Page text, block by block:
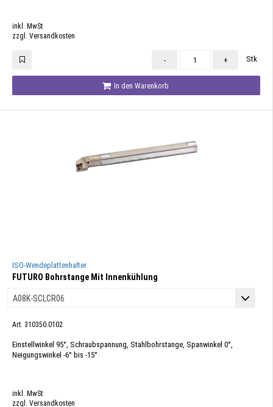
inkl. MwSt
zzgl. Versandkosten
- + Stk
In den Warenkorb
ISO-Wendeplattenhalter
FUTURO Bohrstange Mit Innenkühlung
Art. 310350.0102
Einstellwinkel 95°, Schraubspannung, Stahlbohrstange, Spanwinkel 0°,
Neigungswinkel -6° bis -15°
inkl. MwSt
zzgl. Versandkosten